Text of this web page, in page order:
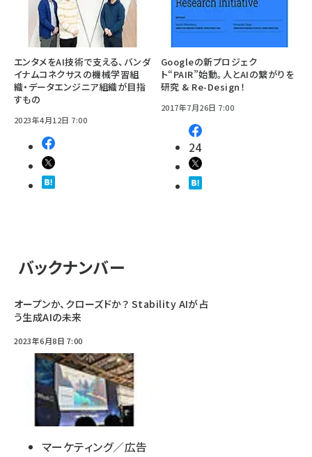
エンタメをAI技術で支える、バンダ
イナムコネクサスの機械学習組
織・データエンジニア組織が目指
すもの
2023年4月12日 7:00
Googleの新プロジェク
ト“PAIR”始動。人とAIの繋がりを
研究 & Re-Design！
2017年7月26日 7:00
24
バックナンバー
オープンか、クローズドか？ Stability AIが占
う生成AIの未来
2023年6月8日 7:00
マーケティング／広告